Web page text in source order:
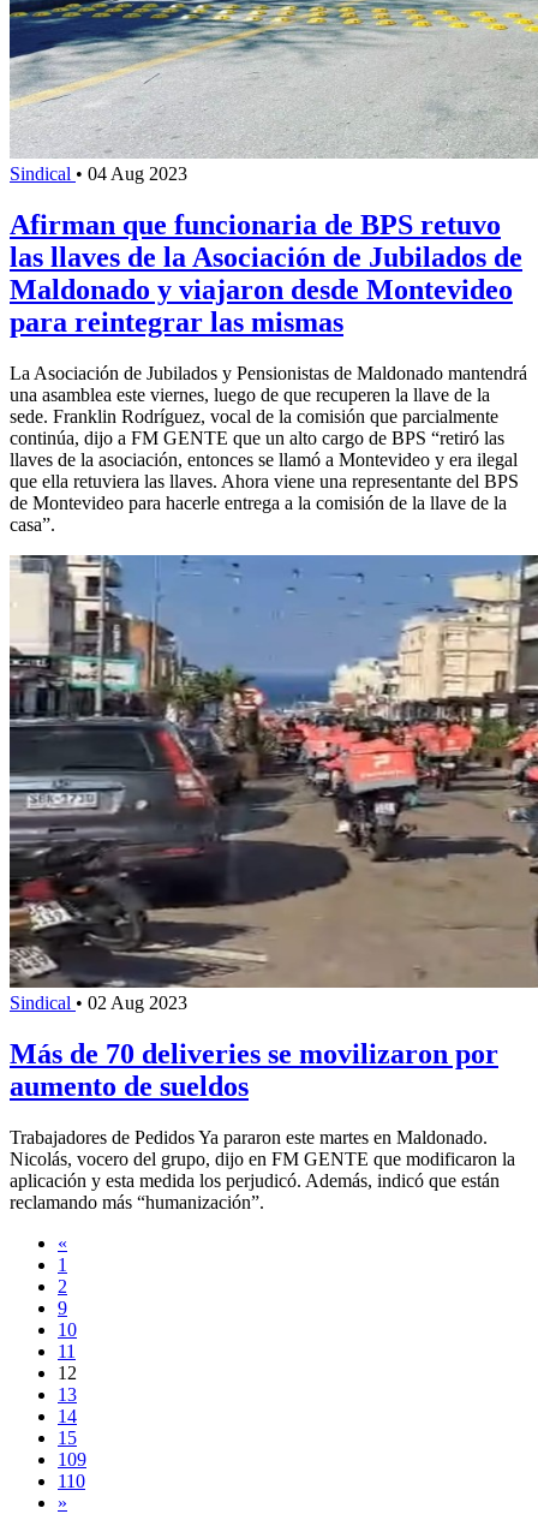
Sindical • 04 Aug 2023
Afirman que funcionaria de BPS retuvo
las llaves de la Asociación de Jubilados de
Maldonado y viajaron desde Montevideo
para reintegrar las mismas
La Asociación de Jubilados y Pensionistas de Maldonado mantendrá
una asamblea este viernes, luego de que recuperen la llave de la
sede. Franklin Rodríguez, vocal de la comisión que parcialmente
continúa, dijo a FM GENTE que un alto cargo de BPS “retiró las
llaves de la asociación, entonces se llamó a Montevideo y era ilegal
que ella retuviera las llaves. Ahora viene una representante del BPS
de Montevideo para hacerle entrega a la comisión de la llave de la
casa”.
Sindical • 02 Aug 2023
Más de 70 deliveries se movilizaron por
aumento de sueldos
Trabajadores de Pedidos Ya pararon este martes en Maldonado.
Nicolás, vocero del grupo, dijo en FM GENTE que modificaron la
aplicación y esta medida los perjudicó. Además, indicó que están
reclamando más “humanización”.
«
1
2
9
10
11
12
13
14
15
109
110
»